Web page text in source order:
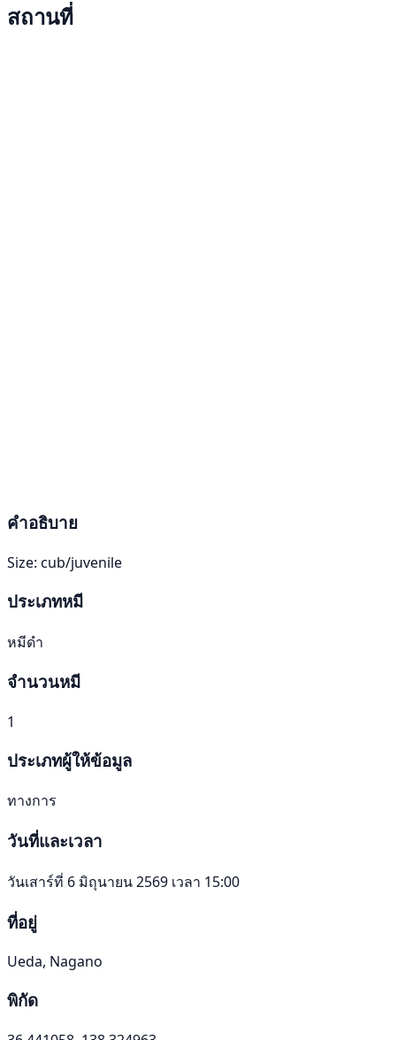
สถานที่
คำอธิบาย
Size: cub/juvenile
ประเภทหมี
หมีดำ
จำนวนหมี
1
ประเภทผู้ให้ข้อมูล
ทางการ
วันที่และเวลา
วันเสาร์ที่ 6 มิถุนายน 2569 เวลา 15:00
ที่อยู่
Ueda, Nagano
พิกัด